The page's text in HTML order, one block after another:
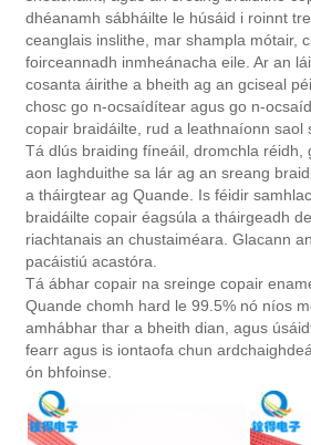
dhéanamh sábháilte le húsáid i roinnt
ceanglais inslithe, mar shampla mótair,
foirceannadh inmheánacha eile. Ar an
cosanta áirithe a bheith ag an gciseal
chosc go n-ocsaídítear agus go n-
copair braidáilte, rud a leathnaíonn saol
Tá dlús braiding fíneáil, dromchla réidh,
aon laghduithe sa lár ag an sreang
a tháirgtear ag Quande. Is féidir
braidáilte copair éagsúla a tháirgeadh
riachtanais an chustaiméara. Glacann
pacáistiú acastóra.
Tá ábhar copair na sreinge copair
Quande chomh hard le 99.5% nó níos
amhábhar thar a bheith dian, agus
fearr agus is iontaofa chun
ón bhfoinse.